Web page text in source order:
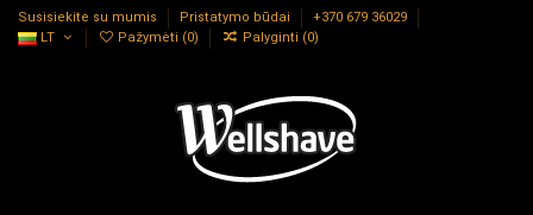
Susisiekite su mumis Pristatymo būdai
+370 679 36029
LT
Pažymėti (0) Palyginti (0)